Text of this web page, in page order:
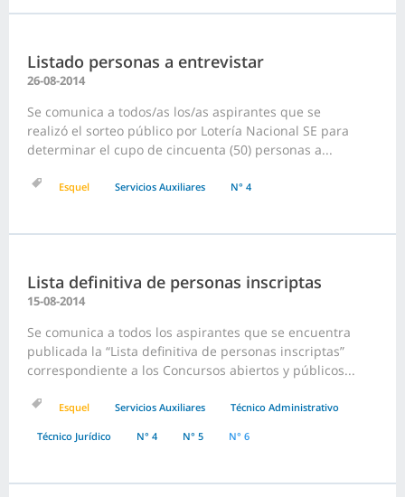
Listado personas a entrevistar
26-08-2014
Se comunica a todos/as los/as aspirantes que se
realizó el sorteo público por Lotería Nacional SE para
determinar el cupo de cincuenta (50) personas a...
Esquel Servicios Auxiliares N° 4
Lista definitiva de personas inscriptas
15-08-2014
Se comunica a todos los aspirantes que se encuentra
publicada la “Lista definitiva de personas inscriptas”
correspondiente a los Concursos abiertos y públicos...
Esquel Servicios Auxiliares Técnico Administrativo
Técnico Jurídico N° 4 N° 5 N° 6